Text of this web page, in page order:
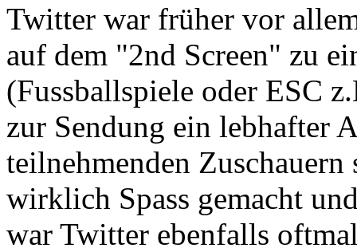
Twitter war früher vor
auf dem "2nd Screen" zu
(Fussballspiele oder ESC
zur Sendung ein lebhafter
teilnehmenden
wirklich Spass gemacht
war Twitter ebenfalls